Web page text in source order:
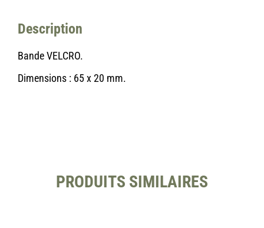
Description
Bande VELCRO.
Dimensions : 65 x 20 mm.
PRODUITS SIMILAIRES